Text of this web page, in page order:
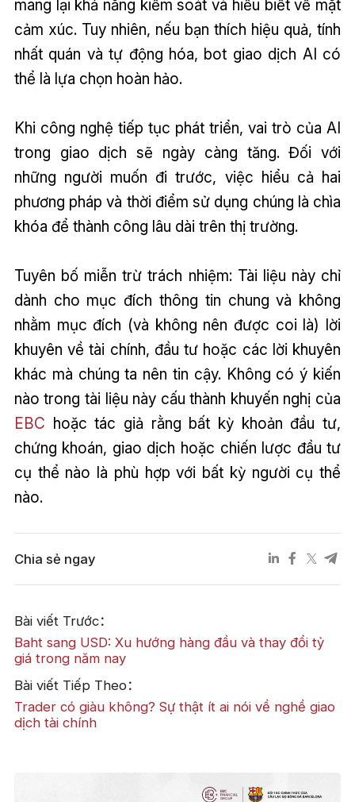
mang lại khả năng kiểm soát và hiểu biết về mặt
cảm xúc. Tuy nhiên, nếu bạn thích hiệu quả, tính
nhất quán và tự động hóa, bot giao dịch AI có
thể là lựa chọn hoàn hảo.
Khi công nghệ tiếp tục phát triển, vai trò của AI
trong giao dịch sẽ ngày càng tăng. Đối với
những người muốn đi trước, việc hiểu cả hai
phương pháp và thời điểm sử dụng chúng là chìa
khóa để thành công lâu dài trên thị trường.
Tuyên bố miễn trừ trách nhiệm: Tài liệu này chỉ
dành cho mục đích thông tin chung và không
nhằm mục đích (và không nên được coi là) lời
khuyên về tài chính, đầu tư hoặc các lời khuyên
khác mà chúng ta nên tin cậy. Không có ý kiến
nào trong tài liệu này cấu thành khuyến nghị của
EBC hoặc tác giả rằng bất kỳ khoản đầu tư,
chứng khoán, giao dịch hoặc chiến lược đầu tư
cụ thể nào là phù hợp với bất kỳ người cụ thể
nào.
Chia sẻ ngay
Bài viết Trước：
Baht sang USD: Xu hướng hàng đầu và thay đổi tỷ
giá trong năm nay
Bài viết Tiếp Theo：
Trader có giàu không? Sự thật ít ai nói về nghề giao
dịch tài chính